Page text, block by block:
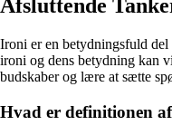
Afsluttende
Ironi er en betydningsfuld
ironi og dens betydning kan
budskaber og lære at sætte
Hvad er definitionen